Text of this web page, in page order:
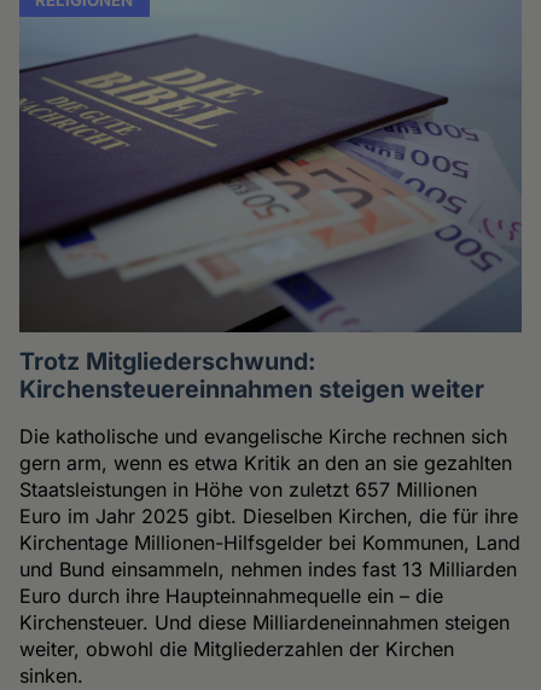
Trotz Mitgliederschwund:
Kirchensteuereinnahmen steigen weiter
Die katholische und evangelische Kirche rechnen sich
gern arm, wenn es etwa Kritik an den an sie gezahlten
Staatsleistungen in Höhe von zuletzt 657 Millionen
Euro im Jahr 2025 gibt. Dieselben Kirchen, die für ihre
Kirchentage Millionen-Hilfsgelder bei Kommunen, Land
und Bund einsammeln, nehmen indes fast 13 Milliarden
Euro durch ihre Haupteinnahmequelle ein – die
Kirchensteuer. Und diese Milliardeneinnahmen steigen
weiter, obwohl die Mitgliederzahlen der Kirchen
sinken.